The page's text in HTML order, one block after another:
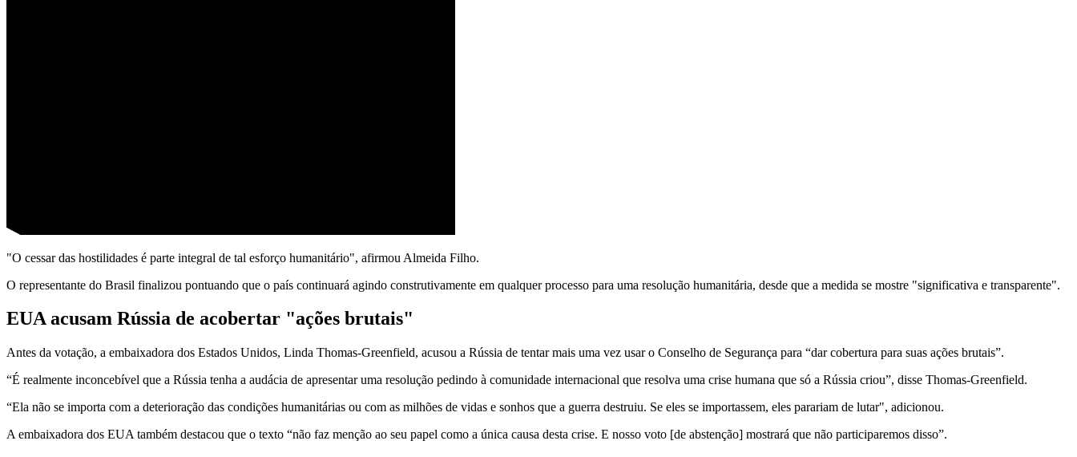
"O cessar das hostilidades é parte integral de tal esforço humanitário", afirmou Almeida Filho.
O representante do Brasil finalizou pontuando que o país continuará agindo construtivamente em qualquer processo para uma resolução humanitária, desde que a medida se mostre "significativa e transparente".
EUA acusam Rússia de acobertar "ações brutais"
Antes da votação, a embaixadora dos Estados Unidos, Linda Thomas-Greenfield, acusou a Rússia de tentar mais uma vez usar o Conselho de Segurança para “dar cobertura para suas ações brutais”.
“É realmente inconcebível que a Rússia tenha a audácia de apresentar uma resolução pedindo à comunidade internacional que resolva uma crise humana que só a Rússia criou”, disse Thomas-Greenfield.
“Ela não se importa com a deterioração das condições humanitárias ou com as milhões de vidas e sonhos que a guerra destruiu. Se eles se importassem, eles parariam de lutar", adicionou.
A embaixadora dos EUA também destacou que o texto “não faz menção ao seu papel como a única causa desta crise. E nosso voto [de abstenção] mostrará que não participaremos disso”.